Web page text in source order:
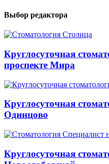
Выбор редактора
Круглосуточная
проспекте Мира
Круглосуточная
Одинцово
Круглосуточная